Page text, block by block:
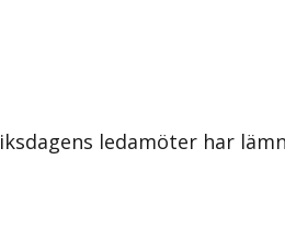
ledamöter har